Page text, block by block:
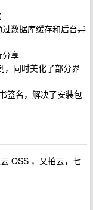
数据库缓存和后台异
分享
，同时美化了部分界
签名，解决了安装包
OSS ，又拍云，七